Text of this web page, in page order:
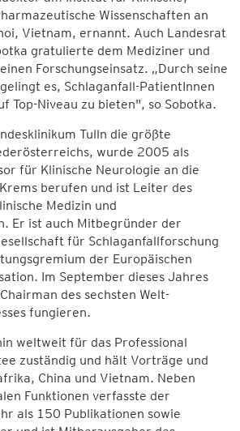
Wissenschaften an
Vietnam, ernannt. Auch Landesrat
gratulierte dem Mediziner und
Forschungseinsatz. „Durch seine
es, Schlaganfall-PatientInnen
Top-Niveau zu bieten", so Sobotka.
Tulln die größte
wurde 2005 als
für Klinische Neurologie an die
berufen und ist Leiter des
Medizin und
Er ist auch Mitbegründer der
für Schlaganfallforschung
der Europäischen
Im September dieses Jahres
des sechsten Welt-
fungieren.
weltweit für das Professional
zuständig und hält Vorträge und
China und Vietnam. Neben
Funktionen verfasste der
als 150 Publikationen sowie